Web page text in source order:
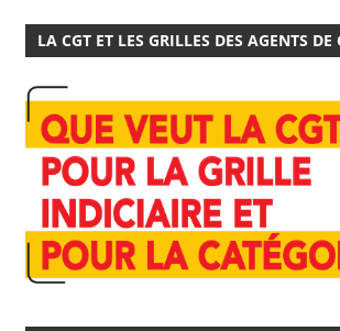
LA CGT ET LES GRILLES DES AGENTS DE